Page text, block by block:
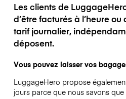
Les clients de
d’être facturés à l’heure ou
tarif journalier,
déposent.
Vous pouvez laisser vos
LuggageHero propose
jours parce que nous savons